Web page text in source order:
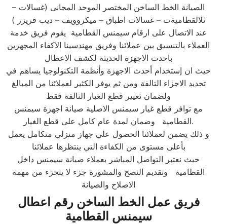
الصيانة الخط الساخن المختصر الموحد المجانى (غسالات –
ثلالقطاميةت – غسالات اطباق – ميكروويف – ديب فريزر )
عند الاتصال على ارقام سيمنس القطامية يقوم فريق خدمة
العملاء بالتنسيق بين عملائنا وفريق مهندسينا الاكفاء المجهزين
باحدث الاجهزة الحديثة لكشف الاعطال
حيث ان إستخدام أحدث الاجهزة وأنظمة التكنولوجيا يساهم في
تحديد الاجزاء التالفة ومن ثم يوفر الكثير لعملائنا من المبالغ
ولضمان تغيير قطع الغيار التالفة فقط
مع توافر قطع غيار سيمنس الاصلية صيانة اجهزة سيمنس
القطاميةوضمان لمدة عام كامل على قطع الغيار.
و ذلك يضمن لعملائنا الحصول علي جهاز منزلي متكامل يعمل
بأعلى مستوى من الكفاءة التي ينتظرها عملائنا
حيث نعتبر التواصل المباشر بعملاء صيانة سيمنس داخل
القطامية وتقديم النصح والمشورة جزء لا يتجزء من مهمة
الاصلاح والصيانة
فريق عمل الخط الساخنرقم اعطال
سيمنس القطامية